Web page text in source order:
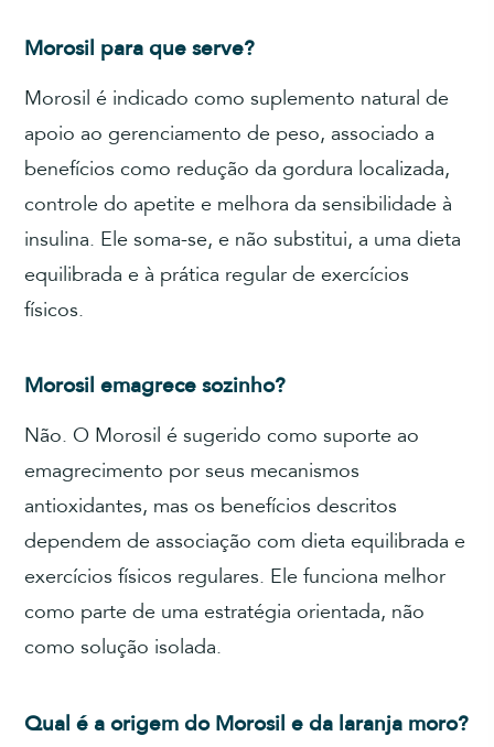
Morosil para que serve?
Morosil é indicado como suplemento natural de
apoio ao gerenciamento de peso, associado a
benefícios como redução da gordura localizada,
controle do apetite e melhora da sensibilidade à
insulina. Ele soma-se, e não substitui, a uma dieta
equilibrada e à prática regular de exercícios
físicos.
Morosil emagrece sozinho?
Não. O Morosil é sugerido como suporte ao
emagrecimento por seus mecanismos
antioxidantes, mas os benefícios descritos
dependem de associação com dieta equilibrada e
exercícios físicos regulares. Ele funciona melhor
como parte de uma estratégia orientada, não
como solução isolada.
Qual é a origem do Morosil e da laranja moro?